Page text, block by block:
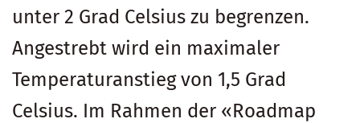
unter 2 Grad Celsius zu begrenzen.
Angestrebt wird ein maximaler
Temperaturanstieg von 1,5 Grad
Celsius. Im Rahmen der «Roadmap